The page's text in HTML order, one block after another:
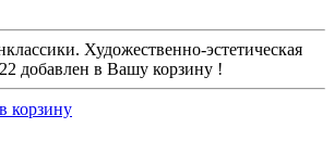
Художественно-эстетическая
добавлен в Вашу корзину !
корзину